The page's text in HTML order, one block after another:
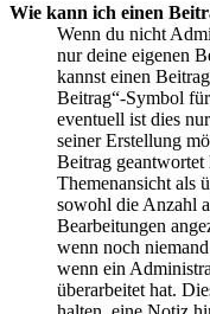
Wie kann ich einen
Wenn du nicht
nur deine eigenen
kannst einen
Beitrag“-Symbol
eventuell ist dies
seiner Erstellung
Beitrag
Themenansicht als
sowohl die Anzahl
Bearbeitungen
wenn noch
wenn ein
überarbeitet hat.